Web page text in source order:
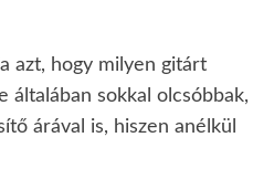
azt, hogy milyen gitárt
általában sokkal olcsóbbak,
árával is, hiszen anélkül